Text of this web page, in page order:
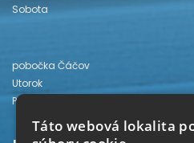
Sobota
pobočka Čáčov
Utorok
Piatok
Táto webová lokalita